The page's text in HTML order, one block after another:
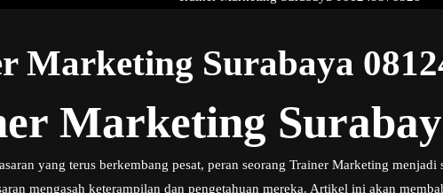
Marketing Surabaya
Marketing
yang terus berkembang pesat, peran seorang Trainer Marketing menjadi
mengasah keterampilan dan pengetahuan mereka. Artikel ini akan